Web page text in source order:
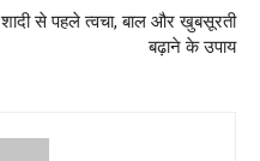
शादी से पहले त्वचा, बाल और खुबसूरती
बढ़ाने के उपाय